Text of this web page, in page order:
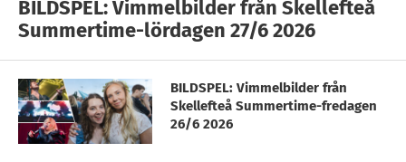
BILDSPEL: Vimmelbilder från Skellefteå
Summertime-lördagen 27/6 2026
BILDSPEL: Vimmelbilder från
Skellefteå Summertime-fredagen
26/6 2026